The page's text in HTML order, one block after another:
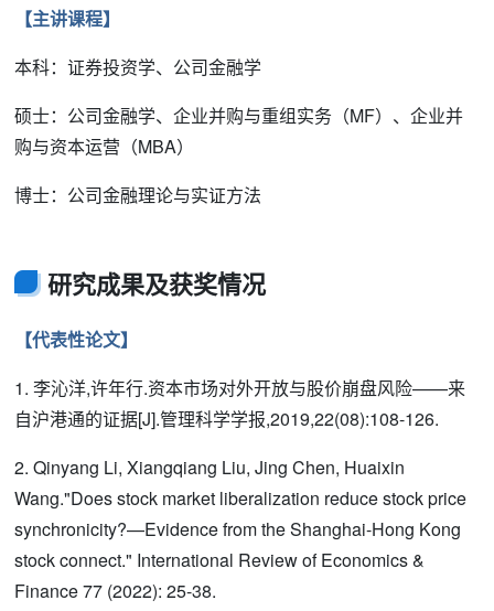
【主讲课程】
本科：证券投资学、公司金融学
硕士：公司金融学、企业并购与重组实务（MF）、企业并
购与资本运营（MBA）
博士：公司金融理论与实证方法
研究成果及获奖情况
【代表性论文】
1. 李沁洋,许年行.资本市场对外开放与股价崩盘风险——来
自沪港通的证据[J].管理科学学报,2019,22(08):108-126.
2. Qinyang Li, Xiangqiang Liu, Jing Chen, Huaixin
Wang."Does stock market liberalization reduce stock price
synchronicity?—Evidence from the Shanghai-Hong Kong
stock connect." International Review of Economics &
Finance 77 (2022): 25-38.